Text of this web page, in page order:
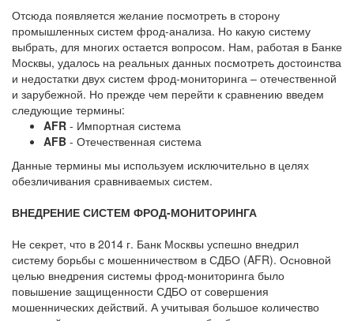
Отсюда появляется желание посмотреть в сторону
промышленных систем фрод-анализа. Но какую систему
выбрать, для многих остается вопросом. Нам, работая в Банке
Москвы, удалось на реальных данных посмотреть достоинства
и недостатки двух систем фрод-мониторинга – отечественной
и зарубежной. Но прежде чем перейти к сравнению введем
следующие термины:
AFR - Импортная система
AFB - Отечественная система
Данные термины мы используем исключительно в целях
обезличивания сравниваемых систем.
ВНЕДРЕНИЕ СИСТЕМ ФРОД-МОНИТОРИНГА
Не секрет, что в 2014 г. Банк Москвы успешно внедрил
систему борьбы с мошенничеством в СДБО (AFR). Основной
целью внедрения системы фрод-мониторинга было
повышение защищенности СДБО от совершения
мошеннических действий. А учитывая большое количество